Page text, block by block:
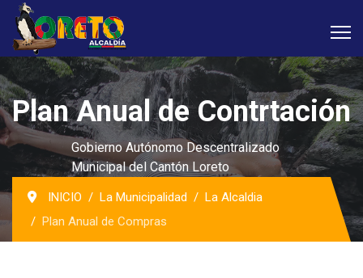
Plan Anual de Contrtación
Gobierno Autónomo Descentralizado
Municipal del Cantón Loreto
INICIO La Municipalidad
La Alcaldia
Plan Anual de Compras